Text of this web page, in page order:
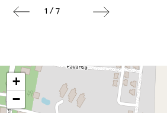
1 / 7
+
−